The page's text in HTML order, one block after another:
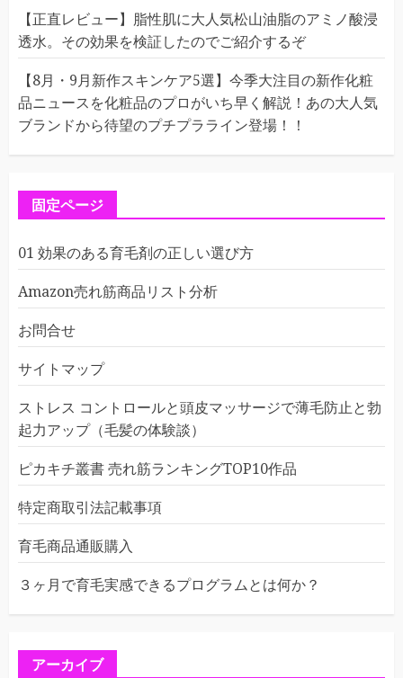
【正直レビュー】脂性肌に大人気松山油脂のアミノ酸浸
透水。その効果を検証したのでご紹介するぞ
【8月・9月新作スキンケア5選】今季大注目の新作化粧
品ニュースを化粧品のプロがいち早く解説！あの大人気
ブランドから待望のプチプラライン登場！！
固定ページ
01 効果のある育毛剤の正しい選び方
Amazon売れ筋商品リスト分析
お問合せ
サイトマップ
ストレス コントロールと頭皮マッサージで薄毛防止と勃
起力アップ（毛髪の体験談）
ピカキチ叢書 売れ筋ランキングTOP10作品
特定商取引法記載事項
育毛商品通販購入
３ヶ月で育毛実感できるプログラムとは何か？
アーカイブ